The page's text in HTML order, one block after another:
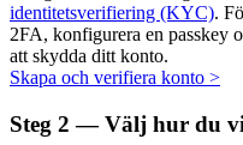
Auto Invest
Ta långsiktig vinst och
identitetsverifiering (KYC).
2FA, konfigurera en passkey
att skydda ditt konto.
Skapa och verifiera konto >
Steg 2 — Välj hur du